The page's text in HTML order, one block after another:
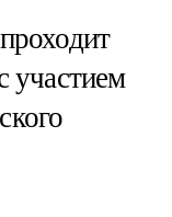
участием